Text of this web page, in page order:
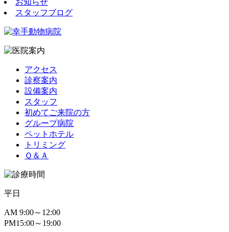
スタッフブログ
アクセス
診察案内
設備案内
スタッフ
初めてご来院の方
グループ病院
ペットホテル
トリミング
Ｑ＆Ａ
平日
AM 9:00～12:00
PM15:00～19:00